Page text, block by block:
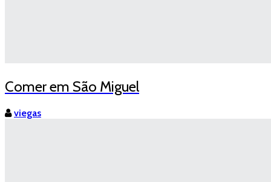
Comer em São Miguel
viegas